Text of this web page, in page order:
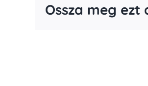
Ossza meg